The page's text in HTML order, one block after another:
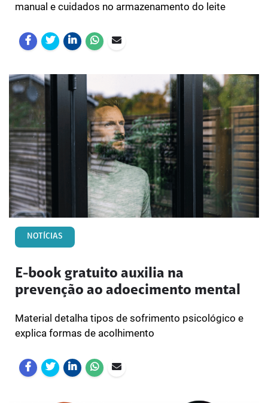
manual e cuidados no armazenamento do leite
NOTÍCIAS
E-book gratuito auxilia na
prevenção ao adoecimento mental
Material detalha tipos de sofrimento psicológico e
explica formas de acolhimento